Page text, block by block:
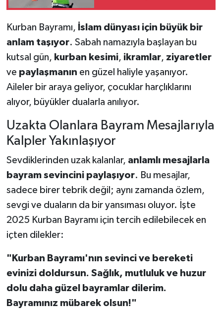
Kurban Bayramı, İslam dünyası için büyük bir
anlam taşıyor. Sabah namazıyla başlayan bu
kutsal gün, kurban kesimi, ikramlar, ziyaretler
ve paylaşmanın en güzel haliyle yaşanıyor.
Aileler bir araya geliyor, çocuklar harçlıklarını
alıyor, büyükler dualarla anılıyor.
Uzakta Olanlara Bayram Mesajlarıyla
Kalpler Yakınlaşıyor
Sevdiklerinden uzak kalanlar, anlamlı mesajlarla
bayram sevincini paylaşıyor. Bu mesajlar,
sadece birer tebrik değil; aynı zamanda özlem,
sevgi ve duaların da bir yansıması oluyor. İşte
2025 Kurban Bayramı için tercih edilebilecek en
içten dilekler:
"Kurban Bayramı'nın sevinci ve bereketi
evinizi doldursun. Sağlık, mutluluk ve huzur
dolu daha güzel bayramlar dilerim.
Bayramınız mübarek olsun!"